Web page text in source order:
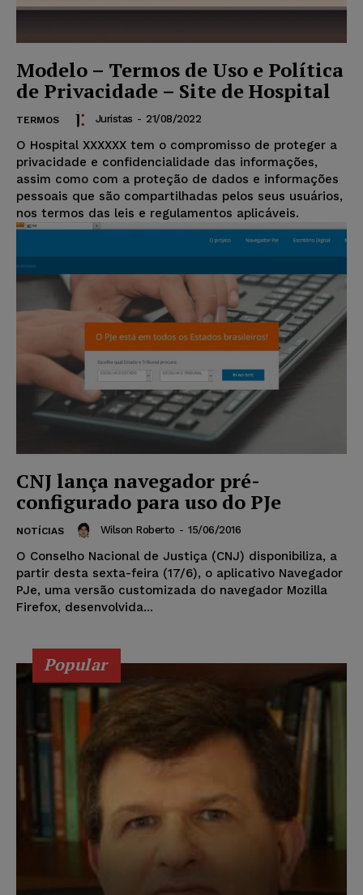
Modelo – Termos de Uso e Política
de Privacidade – Site de Hospital
TERMOS Juristas - 21/08/2022
O Hospital XXXXXX tem o compromisso de proteger a
privacidade e confidencialidade das informações,
assim como com a proteção de dados e informações
pessoais que são compartilhadas pelos seus usuários,
nos termos das leis e regulamentos aplicáveis.
CNJ lança navegador pré-
configurado para uso do PJe
NOTÍCIAS Wilson Roberto - 15/06/2016
O Conselho Nacional de Justiça (CNJ) disponibiliza, a
partir desta sexta-feira (17/6), o aplicativo Navegador
PJe, uma versão customizada do navegador Mozilla
Firefox, desenvolvida...
Popular